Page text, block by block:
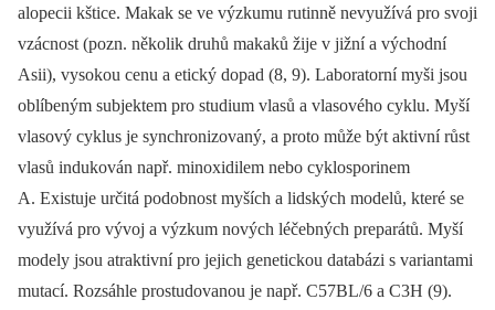
alopecii kštice. Makak se ve výzkumu rutinně nevyužívá pro svoji
vzácnost (pozn. několik druhů makaků žije v jižní a východní
Asii), vysokou cenu a etický dopad (8, 9). Laboratorní myši jsou
oblíbeným subjektem pro studium vlasů a vlasového cyklu. Myší
vlasový cyklus je synchronizovaný, a proto může být aktivní růst
vlasů indukován např. minoxidilem nebo cyklosporinem
A. Existuje určitá podobnost myších a lidských modelů, které se
využívá pro vývoj a výzkum nových léčebných preparátů. Myší
modely jsou atraktivní pro jejich genetickou databázi s variantami
mutací. Rozsáhle prostudovanou je např. C57BL/6 a C3H (9).